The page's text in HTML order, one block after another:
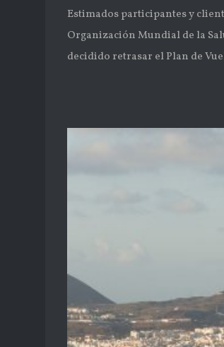
Estimados participantes y
Organización Mundial de la
decidido retrasar el Plan de